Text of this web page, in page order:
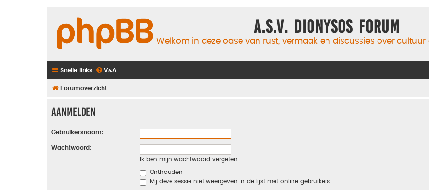
A.S.V. Dionysos Forum
Welkom in deze oase van rust, vermaak en discussies over
Snelle links V&A
Forumoverzicht
Aanmelden
Gebruikersnaam:
Wachtwoord:
Ik ben mijn wachtwoord vergeten
Onthouden
Mij deze sessie niet weergeven in de lijst met online gebruikers